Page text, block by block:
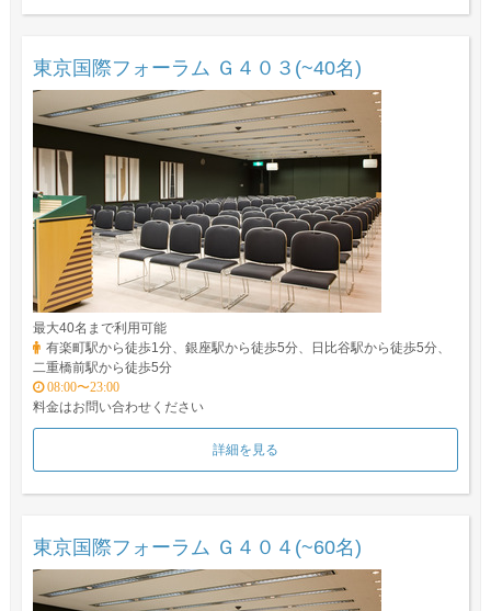
東京国際フォーラム Ｇ４０３(~40名)
最大40名まで利用可能
有楽町駅から徒歩1分、銀座駅から徒歩5分、日比谷駅から徒歩5分、
二重橋前駅から徒歩5分
08:00〜23:00
料金はお問い合わせください
詳細を見る
東京国際フォーラム Ｇ４０４(~60名)